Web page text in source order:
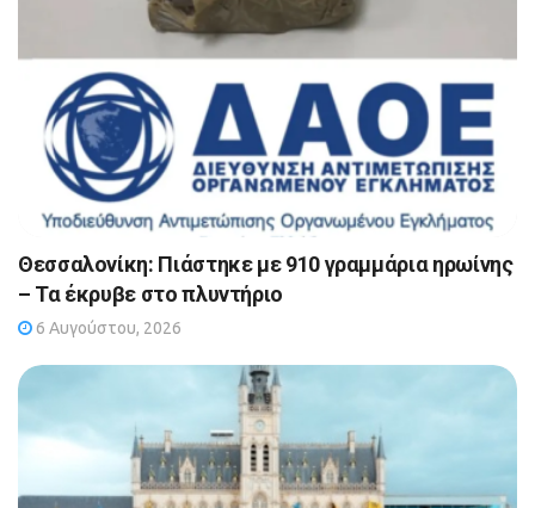
Θεσσαλονίκη: Πιάστηκε με 910 γραμμάρια ηρωίνης
– Τα έκρυβε στο πλυντήριο
6 Αυγούστου, 2026